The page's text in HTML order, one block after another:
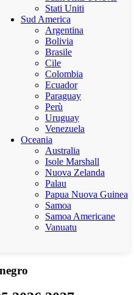
Stati Uniti
Sud America
Argentina
Bolivia
Brasile
Cile
Colombia
Ecuador
Paraguay
Perù
Uruguay
Venezuela
Oceania
Australia
Isole Marshall
Nuova Zelanda
Palau
Papua Nuova Guinea
Samoa
Samoa Americane
Vanuatu